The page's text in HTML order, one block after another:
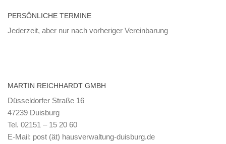
PERSÖNLICHE TERMINE
Jederzeit, aber nur nach vorheriger Vereinbarung
MARTIN REICHHARDT GMBH
Düsseldorfer Straße 16
47239 Duisburg
Tel. 02151 – 15 20 60
E-Mail: post (ät) hausverwaltung-duisburg.de